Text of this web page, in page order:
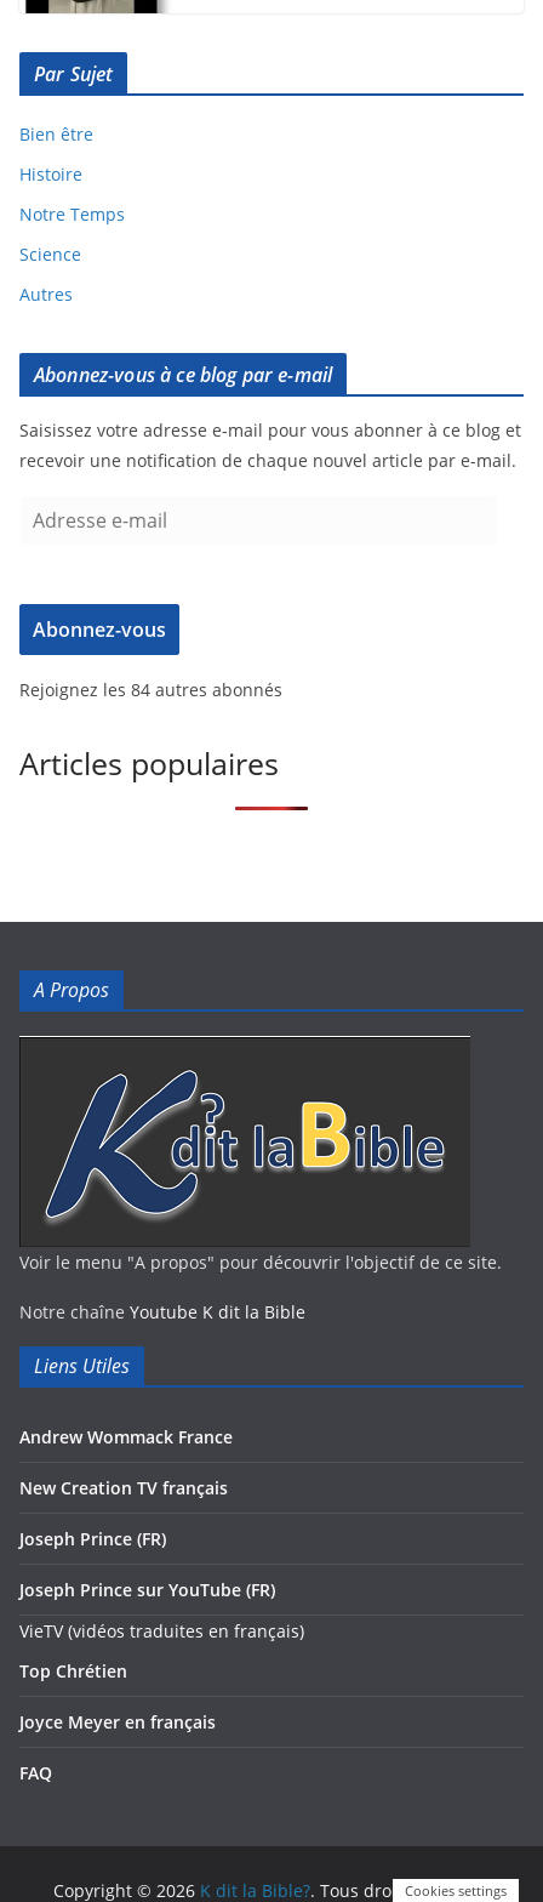
Par Sujet
Bien être
Histoire
Notre Temps
Science
Autres
Abonnez-vous à ce blog par e-mail
Saisissez votre adresse e-mail pour vous abonner à ce blog et
recevoir une notification de chaque nouvel article par e-mail.
Abonnez-vous
Rejoignez les 84 autres abonnés
Articles populaires
A Propos
Voir le menu "A propos" pour découvrir l'objectif de ce site.
Notre chaîne Youtube K dit la Bible
Liens Utiles
Andrew Wommack France
New Creation TV français
Joseph Prince (FR)
Joseph Prince sur YouTube (FR)
VieTV (vidéos traduites en français)
Top Chrétien
Joyce Meyer en français
FAQ
Copyright © 2026 K dit la Bible?. Tous droits réservés.
Cookies settings